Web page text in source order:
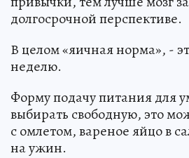
долгосрочной перспективе.
В целом «яичная норма», -
неделю.
Форму подачу питания для
выбирать свободную, это
с омлетом, вареное яйцо в
на ужин.